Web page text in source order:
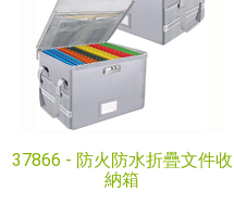
37866 - 防火防水折疊文件收
納箱